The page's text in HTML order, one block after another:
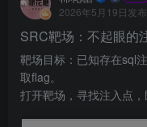
2026年5月19日发布
SRC靶场：不起眼的
靶场目标：已知存在sql
取flag。
打开靶场，寻找注入点